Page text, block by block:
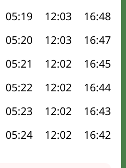
05:19 12:03 16:48
05:20 12:03 16:47
05:21 12:02 16:45
05:22 12:02 16:44
05:23 12:02 16:43
05:24 12:02 16:42